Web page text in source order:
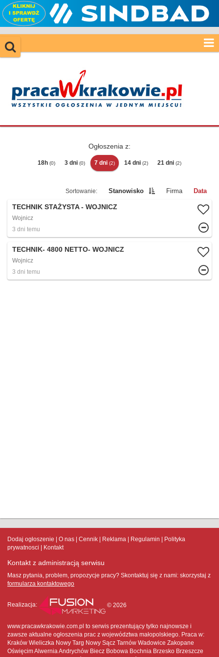
Ogłoszenia z:
18h (0) 3 dni (0) 7 dni (2) 14 dni (2) 21 dni (2)
Stanowisko Firma Data
TECHNIK STAŻYSTA - WOJNICZ
Wojnicz
3 dni temu
TECHNIK- 4800 NETTO- WOJNICZ
Wojnicz
3 dni temu
Dodaj ogłoszenie O nas Cennik Reklama Regulamin
Polityka
prywatnosci
Kontakt
Kontakt z administracją serwisu
Masz pytania, problem, propozycje pracy? Skontaktuj się z nami: skorzystaj z
formularza kontaktowego
Realizacja: © 2026
www.pracawkrakowie.com.pl to serwis prezentujący tylko najnowsze i
zawsze aktualne ogłoszenia prac z województwa małopolskiego. Praca w:
Kraków Wieliczka Nowy Targ Nowy Sącz Tarnów Wadowice Zakopane
Oświęcim Alwernia Andrychów Biecz Bobowa Bochnia Brzesko Brzeszcze